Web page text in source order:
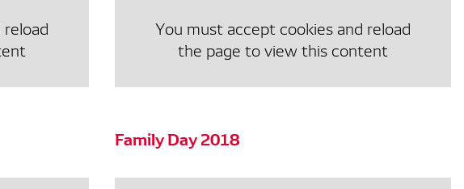
You must accept cookies and reload
the page to view this content
Family Day 2018